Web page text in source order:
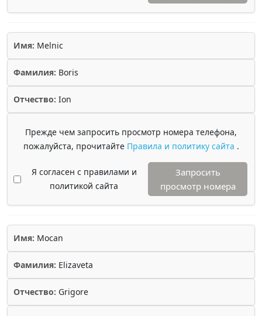
Имя: Melnic
Фамилия: Boris
Отчество: Ion
Прежде чем запросить просмотр номера телефона,
пожалуйста, прочитайте Правила и политику сайта .
Я согласен с правилами и
политикой сайта
Запросить
просмотр номера
Имя: Mocan
Фамилия: Elizaveta
Отчество: Grigore